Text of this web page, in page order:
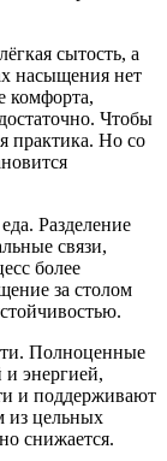
сытость, а
насыщения нет
комфорта,
Чтобы
практика. Но со
Разделение
связи,
более
за столом
Полноценные
и энергией,
и поддерживают
из цельных
снижается.